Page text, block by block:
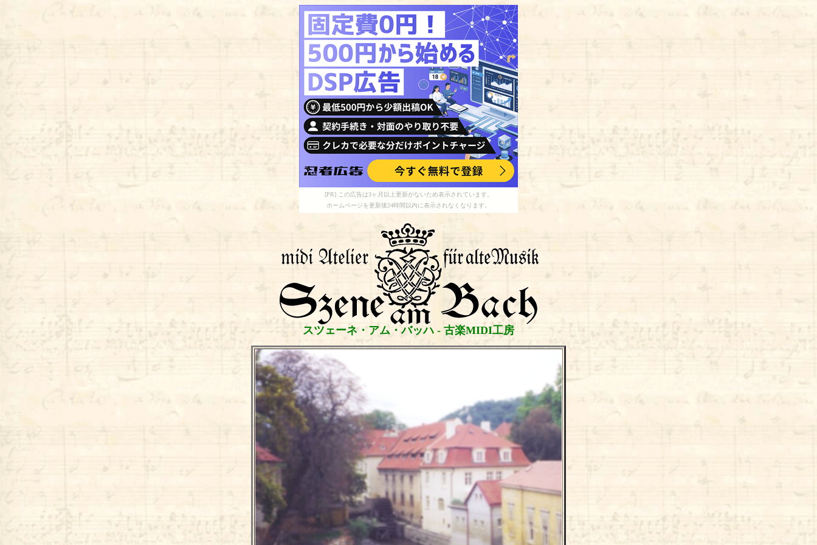
[PR] この広告は3ヶ月以上更新がないため表示されています。
ホームページを更新後24時間以内に表示されなくなります。
スツェーネ・アム・バッハ - 古楽MIDI工房